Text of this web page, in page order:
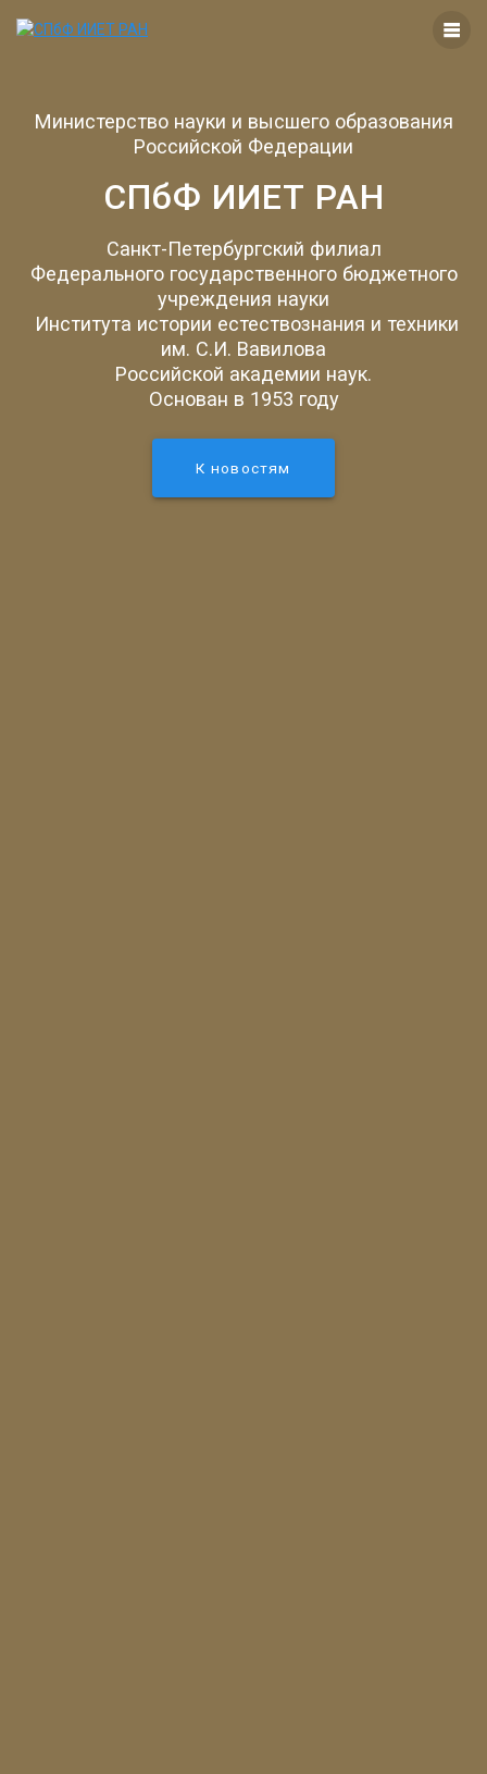
Министерство науки и высшего образования
Российской Федерации
СПбФ ИИЕТ РАН
Санкт-Петербургский филиал
Федерального государственного бюджетного
учреждения науки
Института истории естествознания и техники
им. С.И. Вавилова
Российской академии наук.
Основан в 1953 году
К новостям